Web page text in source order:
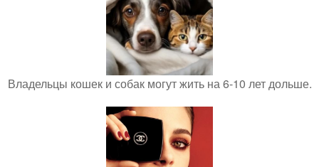
Владельцы кошек и собак могут жить на 6-10 лет дольше.